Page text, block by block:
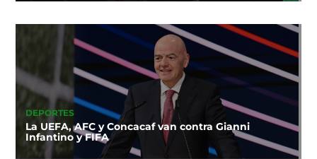
DEPORTES
La UEFA, AFC y Concacaf van contra Gianni
Infantino y FIFA